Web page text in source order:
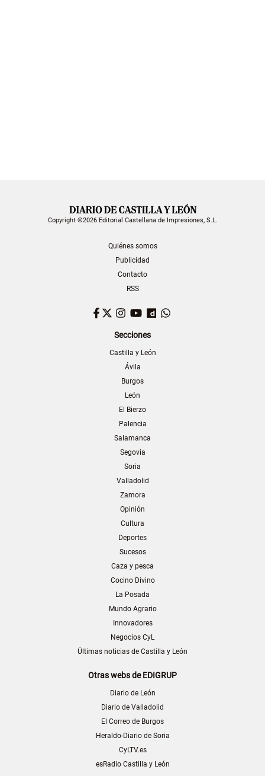
Copyright ©2026 Editorial Castellana de Impresiones, S.L.
Quiénes somos
Publicidad
Contacto
RSS
Facebook
TwitterInstagram
YouTubeDailymotion
Secciones
Castilla y León
Ávila
Burgos
León
El Bierzo
Palencia
Salamanca
Segovia
Soria
Valladolid
Zamora
Opinión
Cultura
Deportes
Sucesos
Caza y pesca
Cocino Divino
La Posada
Mundo Agrario
Innovadores
Negocios CyL
Últimas noticias de Castilla y León
Otras webs de EDIGRUP
Diario de León
Diario de Valladolid
El Correo de Burgos
Heraldo-Diario de Soria
CyLTV.es
esRadio Castilla y León